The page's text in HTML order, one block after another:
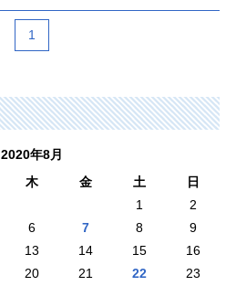
1
2020年8月
木 金 土
日
1
2
6 7 8
9
13 14 15
16
20 21 22
23